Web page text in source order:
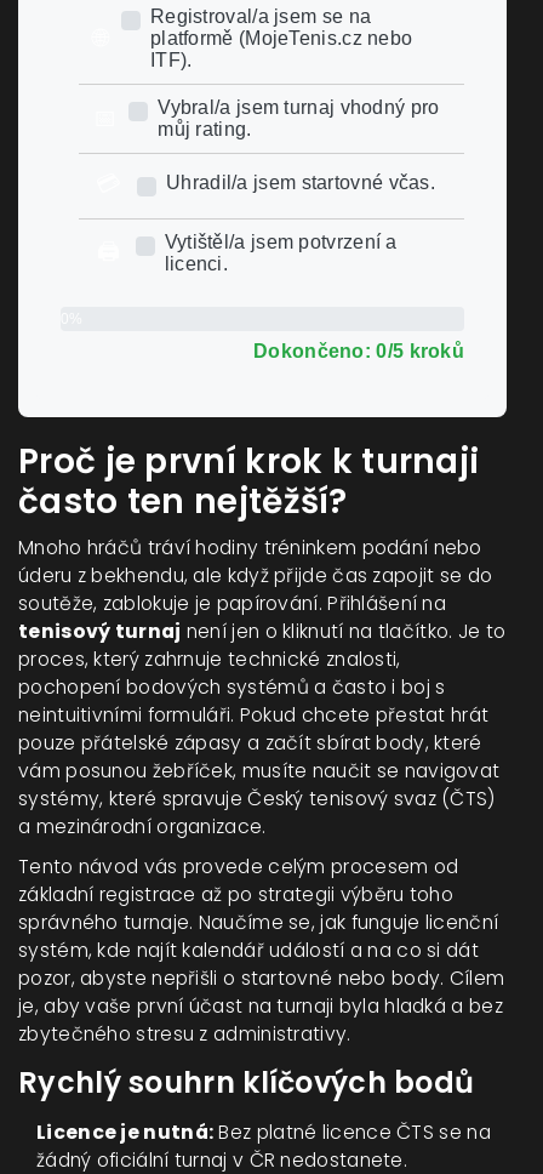
Registroval/a jsem se na
platformě (MojeTenis.cz nebo
ITF).
Vybral/a jsem turnaj vhodný pro
můj rating.
Uhradil/a jsem startovné včas.
Vytištěl/a jsem potvrzení a
licenci.
Dokončeno: 0/5 kroků
Proč je první krok k turnaji
často ten nejtěžší?
Mnoho hráčů tráví hodiny tréninkem podání nebo
úderu z bekhendu, ale když přijde čas zapojit se do
soutěže, zablokuje je papírování. Přihlášení na
tenisový turnaj není jen o kliknutí na tlačítko. Je to
proces, který zahrnuje technické znalosti,
pochopení bodových systémů a často i boj s
neintuitivními formuláři. Pokud chcete přestat hrát
pouze přátelské zápasy a začít sbírat body, které
vám posunou žebříček, musíte naučit se navigovat
systémy, které spravuje Český tenisový svaz (ČTS)
a mezinárodní organizace.
Tento návod vás provede celým procesem od
základní registrace až po strategii výběru toho
správného turnaje. Naučíme se, jak funguje licenční
systém, kde najít kalendář událostí a na co si dát
pozor, abyste nepřišli o startovné nebo body. Cílem
je, aby vaše první účast na turnaji byla hladká a bez
zbytečného stresu z administrativy.
Rychlý souhrn klíčových bodů
Licence je nutná:Bez platné licence ČTS se na
žádný oficiální turnaj v ČR nedostanete.